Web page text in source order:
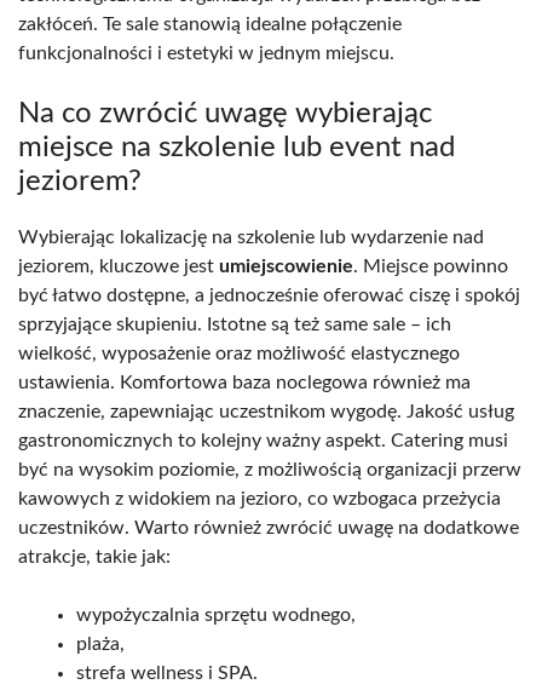
zakłóceń. Te sale stanowią idealne połączenie
funkcjonalności i estetyki w jednym miejscu.
Na co zwrócić uwagę wybierając
miejsce na szkolenie lub event nad
jeziorem?
Wybierając lokalizację na szkolenie lub wydarzenie nad
jeziorem, kluczowe jest umiejscowienie. Miejsce powinno
być łatwo dostępne, a jednocześnie oferować ciszę i spokój
sprzyjające skupieniu. Istotne są też same sale – ich
wielkość, wyposażenie oraz możliwość elastycznego
ustawienia. Komfortowa baza noclegowa również ma
znaczenie, zapewniając uczestnikom wygodę. Jakość usług
gastronomicznych to kolejny ważny aspekt. Catering musi
być na wysokim poziomie, z możliwością organizacji przerw
kawowych z widokiem na jezioro, co wzbogaca przeżycia
uczestników. Warto również zwrócić uwagę na dodatkowe
atrakcje, takie jak:
wypożyczalnia sprzętu wodnego,
plaża,
strefa wellness i SPA.